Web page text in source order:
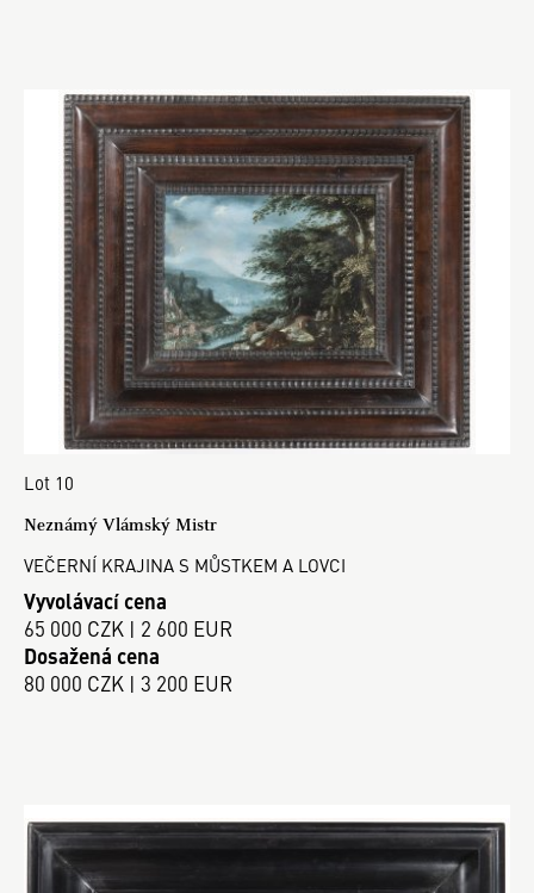
Lot 10
Neznámý Vlámský Mistr
VEČERNÍ KRAJINA S MŮSTKEM A LOVCI
Vyvolávací cena
65 000 CZK | 2 600 EUR
Dosažená cena
80 000 CZK | 3 200 EUR